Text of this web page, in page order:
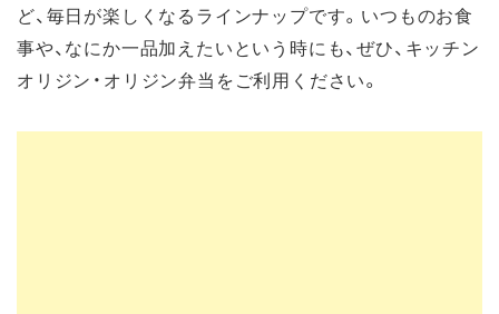
ど、毎日が楽しくなるラインナップです。いつものお食
事や、なにか一品加えたいという時にも、ぜひ、キッチン
オリジン・オリジン弁当をご利用ください。